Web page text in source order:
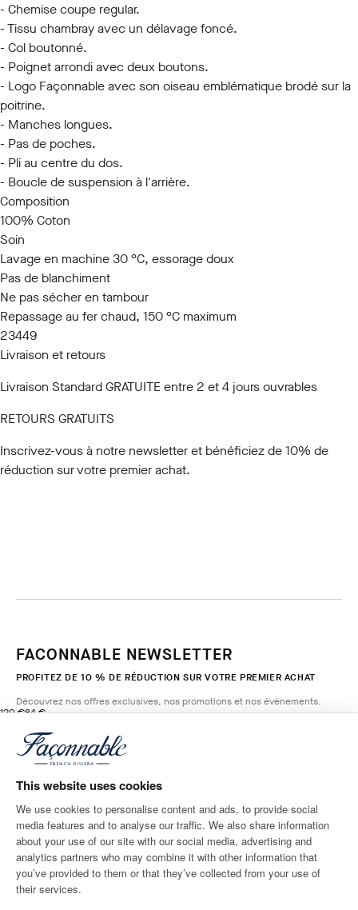
This website uses cookies
We use cookies to personalise content and ads, to provide social
media features and to analyse our traffic. We also share information
about your use of our site with our social media, advertising and
analytics partners who may combine it with other information that
you’ve provided to them or that they’ve collected from your use of
their services.
- Chemise coupe regular.
- Tissu chambray avec un délavage foncé.
- Col boutonné.
- Poignet arrondi avec deux boutons.
- Logo Façonnable avec son oiseau emblématique brodé sur la
poitrine.
- Manches longues.
- Pas de poches.
- Pli au centre du dos.
- Boucle de suspension à l'arrière.
Composition
100% Coton
Soin
Lavage en machine 30 °C, essorage doux
Pas de blanchiment
Ne pas sécher en tambour
Repassage au fer chaud, 150 °C maximum
23449
Livraison et retours
Livraison Standard GRATUITE entre 2 et 4 jours ouvrables
RETOURS GRATUITS
Inscrivez-vous à notre newsletteret bénéficiez de 10% de
réduction sur votre premier achat.
120 €
original price 120 €
84 €
current price 84 €
DK STONE
WASH
Taille
AJOUTER AU PANIER
FACONNABLE NEWSLETTER
PROFITEZ DE 10 % DE RÉDUCTION SUR VOTRE PREMIER ACHAT
Découvrez nos offres exclusives, nos promotions et nos évènements.
E-mail*
ADRESSE POSTALE
Belgium
LANGUE
Français
CONTACTEZ-NOUS